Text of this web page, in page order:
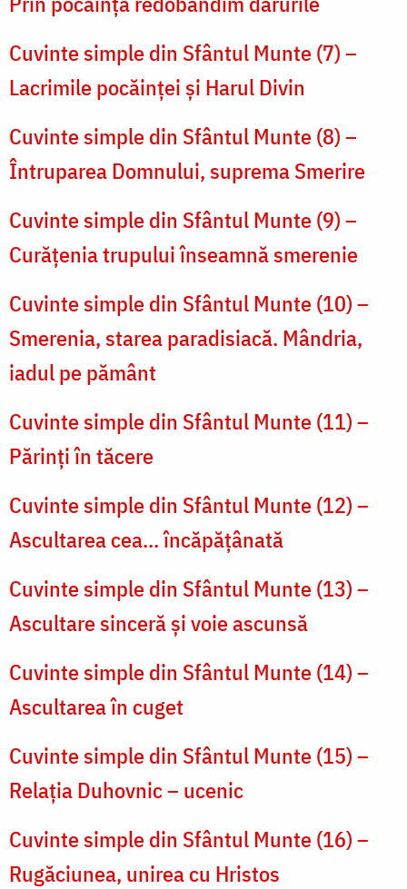
Cuvinte simple din Sfântul Munte (7) –
Lacrimile pocăinţei şi Harul Divin
Cuvinte simple din Sfântul Munte (8) –
Întruparea Domnului, suprema Smerire
Cuvinte simple din Sfântul Munte (9) –
Curăţenia trupului înseamnă smerenie
Cuvinte simple din Sfântul Munte (10) –
Smerenia, starea paradisiacă. Mândria,
iadul pe pământ
Cuvinte simple din Sfântul Munte (11) –
Părinţi în tăcere
Cuvinte simple din Sfântul Munte (12) –
Ascultarea cea... încăpăţânată
Cuvinte simple din Sfântul Munte (13) –
Ascultare sinceră şi voie ascunsă
Cuvinte simple din Sfântul Munte (14) –
Ascultarea în cuget
Cuvinte simple din Sfântul Munte (15) –
Relaţia Duhovnic – ucenic
Cuvinte simple din Sfântul Munte (16) –
Rugăciunea, unirea cu Hristos